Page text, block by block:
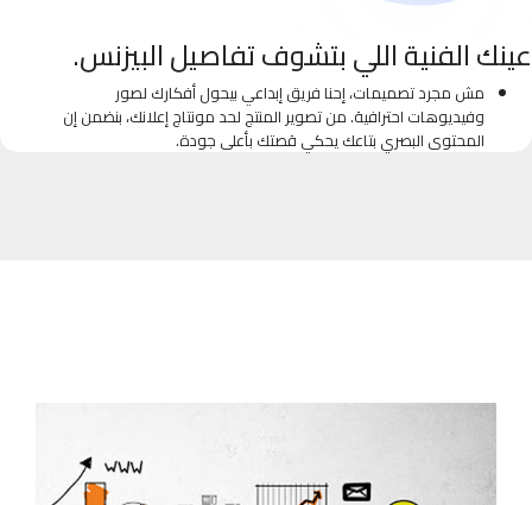
عينك الفنية اللي بتشوف تفاصيل البيزنس.
مش مجرد تصميمات، إحنا فريق إبداعي بيحول أفكارك لصور
وفيديوهات احترافية. من تصوير المنتج لحد مونتاج إعلانك، بنضمن إن
المحتوى البصري بتاعك يحكي قصتك بأعلى جودة.